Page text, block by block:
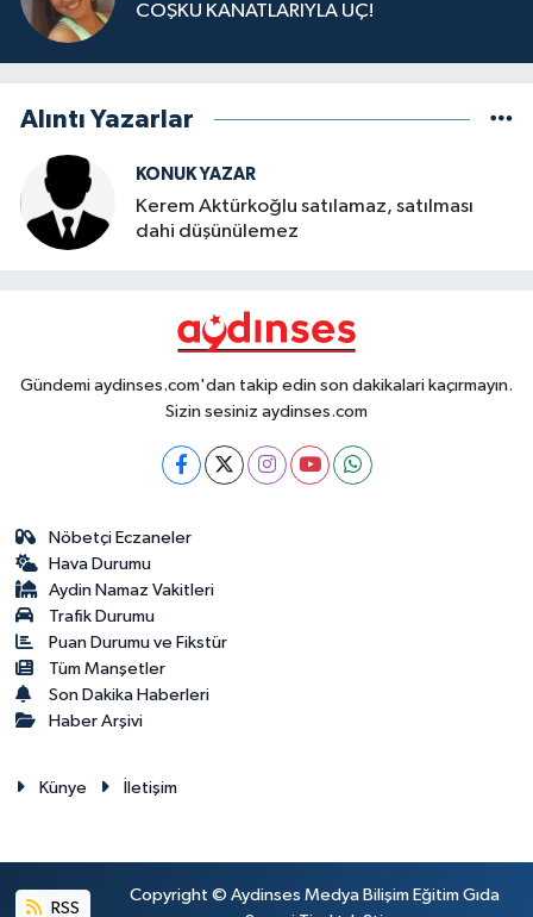
COŞKU KANATLARIYLA UÇ!
Alıntı Yazarlar
KONUK YAZAR
Kerem Aktürkoğlu satılamaz, satılması
dahi düşünülemez
Gündemi aydinses.com'dan takip edin son dakikalari kaçırmayın.
Sizin sesiniz aydinses.com
Nöbetçi Eczaneler
Hava Durumu
Aydin Namaz Vakitleri
Trafik Durumu
Puan Durumu ve Fikstür
Tüm Manşetler
Son Dakika Haberleri
Haber Arşivi
Künye İletişim
RSS
Copyright © Aydinses Medya Bilişim Eğitim Gıda